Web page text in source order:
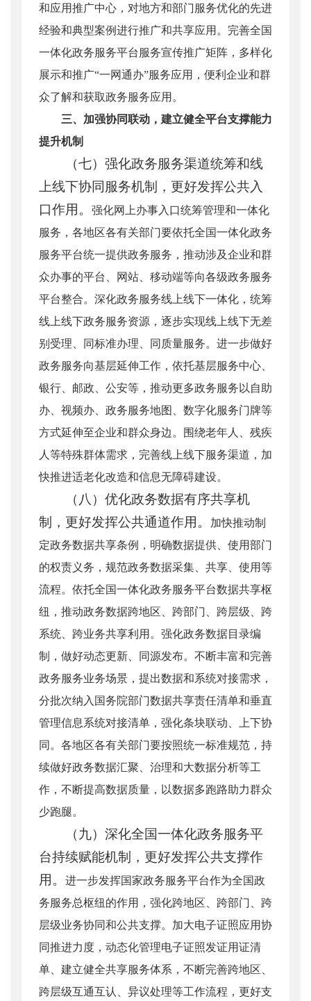
和应用推广中心，对地方和部门服务优化的先进
经验和典型案例进行推广和共享应用。完善全国
一体化政务服务平台服务宣传推广矩阵，多样化
展示和推广“一网通办”服务应用，便利企业和群
众了解和获取政务服务应用。
三、加强协同联动，建立健全平台支撑能力
提升机制
（七）强化政务服务渠道统筹和线
上线下协同服务机制，更好发挥公共入
口作用。
强化网上办事入口统筹管理和一体化
服务，各地区各有关部门要依托全国一体化政务
服务平台统一提供政务服务，推动涉及企业和群
众办事的平台、网站、移动端等向各级政务服务
平台整合。深化政务服务线上线下一体化，统筹
线上线下政务服务资源，逐步实现线上线下无差
别受理、同标准办理、同质量服务。进一步做好
政务服务向基层延伸工作，依托基层服务中心、
银行、邮政、公安等，推动更多政务服务以自助
办、视频办、政务服务地图、数字化服务门牌等
方式延伸至企业和群众身边。围绕老年人、残疾
人等特殊群体需求，完善线上线下服务渠道，加
快推进适老化改造和信息无障碍建设。
（八）优化政务数据有序共享机
制，更好发挥公共通道作用。
加快推动制
定政务数据共享条例，明确数据提供、使用部门
的权责义务，规范政务数据采集、共享、使用等
流程。依托全国一体化政务服务平台数据共享枢
纽，推动政务数据跨地区、跨部门、跨层级、跨
系统、跨业务共享利用。强化政务数据目录编
制，做好动态更新、同源发布。不断丰富和完善
政务服务业务场景，提出数据和系统对接需求，
分批次纳入国务院部门数据共享责任清单和垂直
管理信息系统对接清单，强化条块联动、上下协
同。各地区各有关部门要按照统一标准规范，持
续做好政务数据汇聚、治理和大数据分析等工
作，不断提高数据质量，以数据多跑路助力群众
少跑腿。
（九）深化全国一体化政务服务平
台持续赋能机制，更好发挥公共支撑作
用。
进一步发挥国家政务服务平台作为全国政
务服务总枢纽的作用，强化跨地区、跨部门、跨
层级业务协同和公共支撑。加大电子证照应用协
同推进力度，动态化管理电子证照发证用证清
单、建立健全共享服务体系，不断完善跨地区、
跨层级互通互认、异议处理等工作流程，更好支